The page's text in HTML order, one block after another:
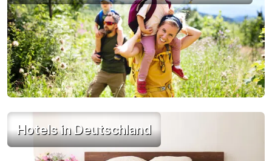
Hotels in Deutschland